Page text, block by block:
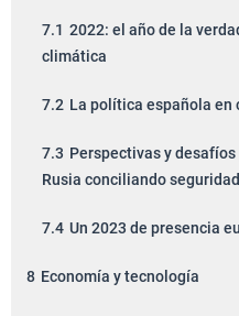
7.1 2022: el año de la
climática
7.2 La política española en
7.3 Perspectivas y
Rusia conciliando
7.4 Un 2023 de presencia
8 Economía y tecnología